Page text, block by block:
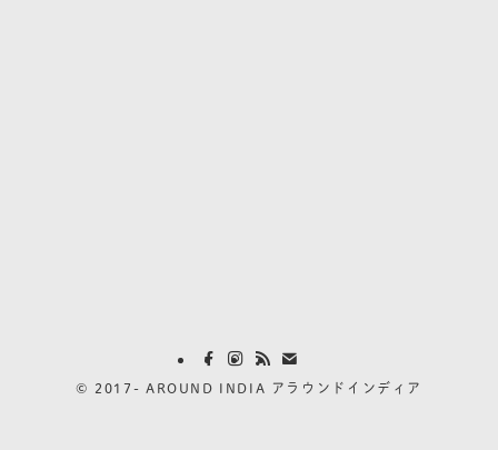
© 2017- AROUND INDIA アラウンドインディア